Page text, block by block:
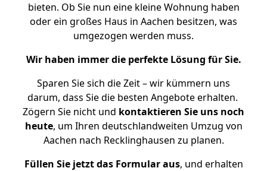
bieten. Ob Sie nun eine kleine Wohnung haben
oder ein großes Haus in Aachen besitzen, was
umgezogen werden muss.
Wir haben immer die perfekte Lösung für Sie.
Sparen Sie sich die Zeit – wir kümmern uns
darum, dass Sie die besten Angebote erhalten.
Zögern Sie nicht und kontaktieren Sie uns noch
heute, um Ihren deutschlandweiten Umzug von
Aachen nach Recklinghausen zu planen.
Füllen Sie jetzt das Formular aus, und erhalten